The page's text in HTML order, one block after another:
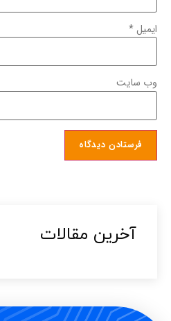
ایمیل*
وب‌ سایت
آخرین مقالات​